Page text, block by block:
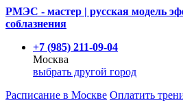
РМЭС - мастер | русская модель
соблазнения
+7 (985) 211-09-04
Москва
выбрать другой город
Расписание в Москве Оплатить